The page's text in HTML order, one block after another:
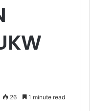
26 1 minute read